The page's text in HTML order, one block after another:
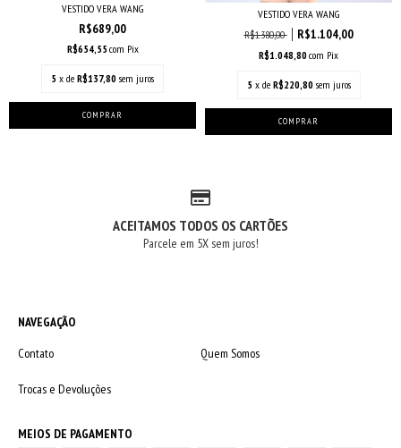
VESTIDO VERA WANG
R$689,00
R$654,55com Pix
5 x de R$137,80 sem juros
VESTIDO VERA WANG
R$1.380,00
R$1.104,00
R$1.048,80com Pix
5 x de R$220,80 sem juros
ACEITAMOS TODOS OS CARTÕES
Parcele em 5X sem juros!
NAVEGAÇÃO
Contato
Quem Somos
Trocas e Devoluções
MEIOS DE PAGAMENTO